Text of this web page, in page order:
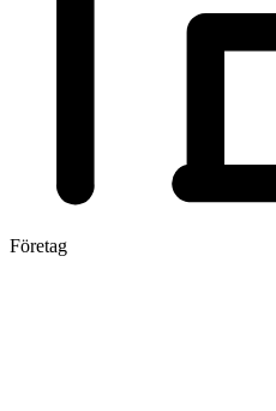
Företag